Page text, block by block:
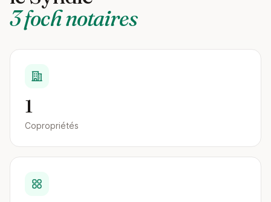
3 foch notaires
1
Copropriétés